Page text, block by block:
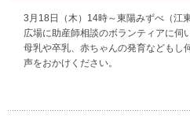
3月18日（木）14時～東陽みずべ（江
広場に助産師相談のボランティアに伺
母乳や卒乳、赤ちゃんの発育などもし
声をおかけください。